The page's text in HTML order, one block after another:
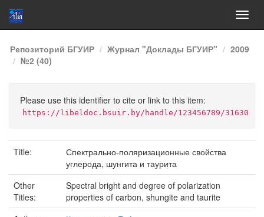
Skip
navigation
Репозиторий БГУИР Журнал "Доклады БГУИР"
2009
№2 (40)
Please use this identifier to cite or link to this item:
https://libeldoc.bsuir.by/handle/123456789/31630
Title:
Спектрально-поляризационные свойства
углерода, шунгита и таурита
Other
Titles:
Spectral bright and degree of polarization
properties of carbon, shungite and taurite